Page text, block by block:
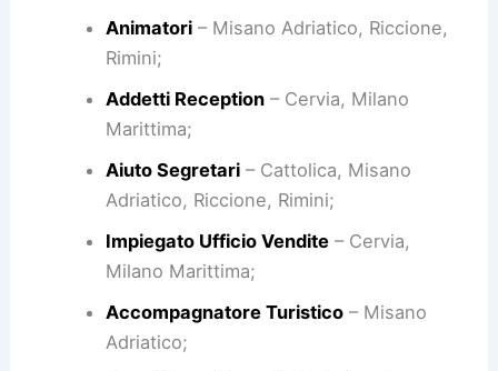
Animatori– Misano Adriatico, Riccione,
Rimini;
Addetti Reception– Cervia, Milano
Marittima;
Aiuto Segretari– Cattolica, Misano
Adriatico, Riccione, Rimini;
Impiegato Ufficio Vendite– Cervia,
Milano Marittima;
Accompagnatore Turistico– Misano
Adriatico;